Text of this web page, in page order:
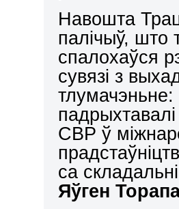
Навошта
палічыў, што
спалохаўся
сувязі з
тлумачэньне:
СВР ў
са
Яўген